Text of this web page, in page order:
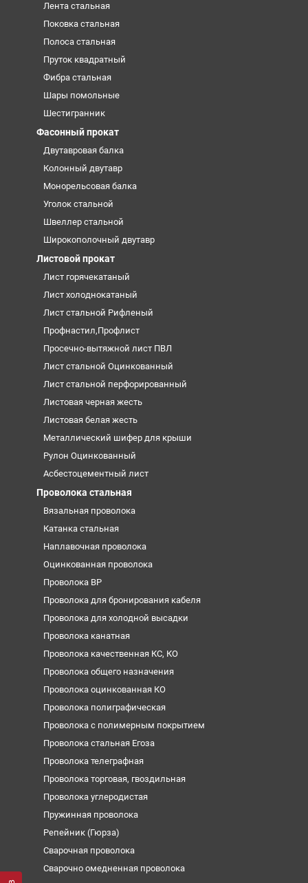
Лента стальная
Поковка стальная
Полоса стальная
Пруток квадратный
Фибра стальная
Шары помольные
Шестигранник
Фасонный прокат
Двутавровая балка
Колонный двутавр
Монорельсовая балка
Уголок стальной
Швеллер стальной
Широкополочный двутавр
Листовой прокат
Лист горячекатаный
Лист холоднокатаный
Лист стальной Рифленый
Профнастил,Профлист
Просечно-вытяжной лист ПВЛ
Лист стальной Оцинкованный
Лист стальной перфорированный
Листовая черная жесть
Листовая белая жесть
Металлический шифер для крыши
Рулон Оцинкованный
Асбестоцементный лист
Проволока стальная
Вязальная проволока
Катанка стальная
Наплавочная проволока
Оцинкованная проволока
Проволока ВР
Проволока для бронирования кабеля
Проволока для холодной высадки
Проволока канатная
Проволока качественная КС, КО
Проволока общего назначения
Проволока оцинкованная КО
Проволока полиграфическая
Проволока с полимерным покрытием
Проволока стальная Егоза
Проволока телеграфная
Проволока торговая, гвоздильная
Проволока углеродистая
Пружинная проволока
Репейник (Гюрза)
Сварочная проволока
Сварочно омедненная проволока